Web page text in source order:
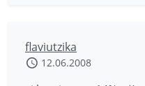
flaviutzika
12.06.2008